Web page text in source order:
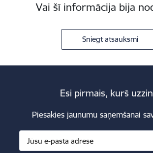
Vai šī informācija bija
Sniegt atsauksmi
Esi pirmais, kurš
Piesakies jaunumu saņemšanai